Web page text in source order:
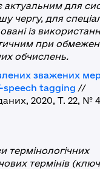
актуальним для
чергу, для
із
при
обчислень.
зважених
speech tagging //
2020, Т. 22, №
термінологічних
термінів